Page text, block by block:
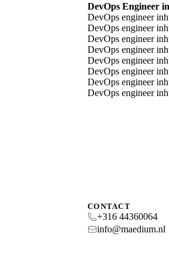
DevOps Engineer
DevOps engineer
DevOps engineer
DevOps engineer
DevOps engineer
DevOps engineer
DevOps engineer
DevOps engineer
DevOps engineer
CONTACT
+316 44360064
info@maedium.nl